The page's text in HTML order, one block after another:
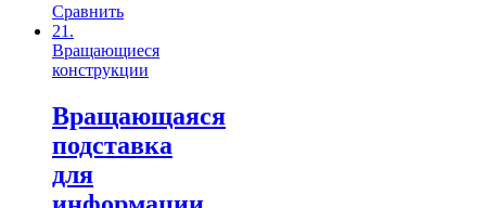
Сравнить
21.
Вращающиеся
конструкции
Вращающаяся
подставка
для